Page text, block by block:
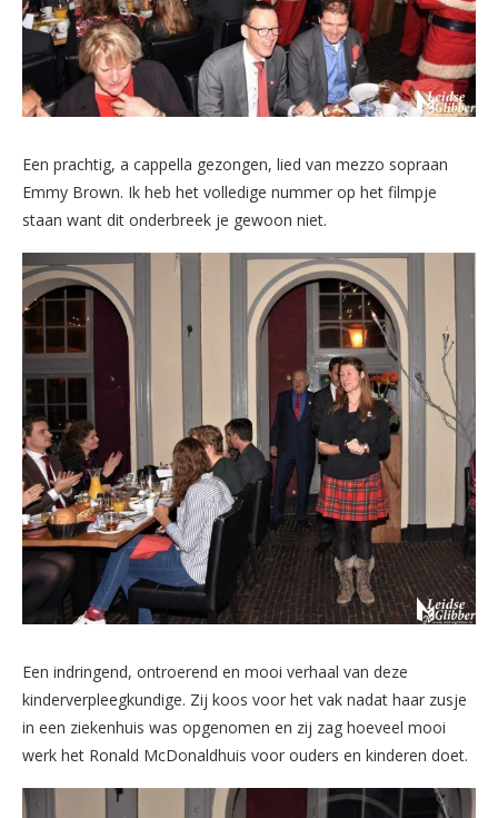
Een prachtig, a cappella gezongen, lied van mezzo sopraan
Emmy Brown. Ik heb het volledige nummer op het filmpje
staan want dit onderbreek je gewoon niet.
Een indringend, ontroerend en mooi verhaal van deze
kinderverpleegkundige. Zij koos voor het vak nadat haar zusje
in een ziekenhuis was opgenomen en zij zag hoeveel mooi
werk het Ronald McDonaldhuis voor ouders en kinderen doet.